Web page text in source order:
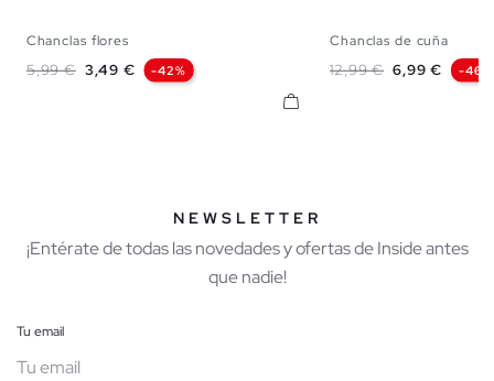
Chanclas flores
Precio base
5,99 € Precio
3,49 € -42%
Chanclas de cuña
Precio base
12,99 € Precio
6,99 € -46%
NEWSLETTER
¡Entérate de todas las novedades y ofertas de Inside antes
que nadie!
Tu email